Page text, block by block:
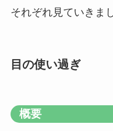
それぞれ見ていきま
目の使い過ぎ
概要